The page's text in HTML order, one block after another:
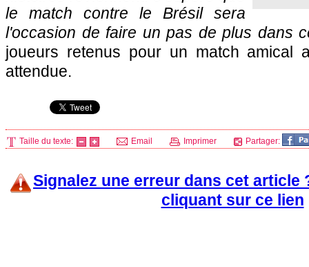
le match contre le Brésil sera
l'occasion de faire un pas de plus dans
joueurs retenus pour un match amical
attendue.
Taille du texte: Email Imprimer Partager:
Signalez une erreur dans cet article
cliquant sur ce lien